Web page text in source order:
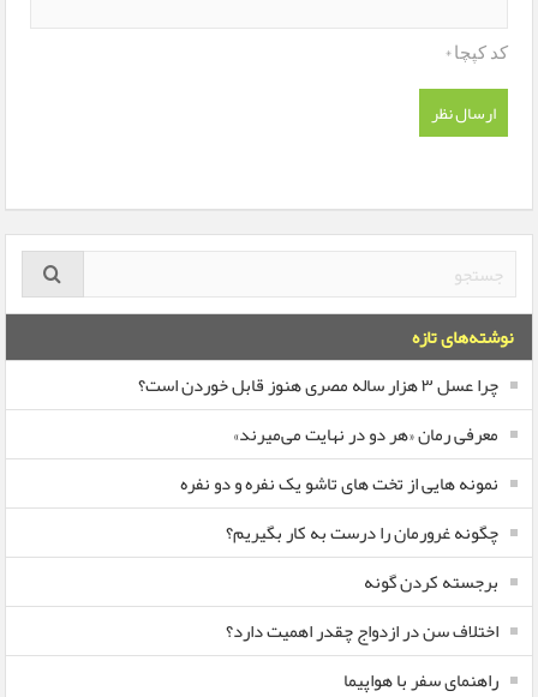
کد کپچا*
نوشته‌های تازه
چرا عسل ۳ هزار ساله‌ مصری هنوز قابل خوردن است؟
معرفی رمان «هر دو در نهایت می‌میرند»
نمونه هایی از تخت های تاشو یک نفره و دو نفره
چگونه غرورمان را درست به کار بگیریم؟
برجسته کردن گونه
اختلاف سن در ازدواج چقدر اهمیت دارد؟
راهنمای سفر با هواپیما